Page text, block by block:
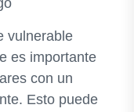
vulnerable
es importante
con un
Esto puede